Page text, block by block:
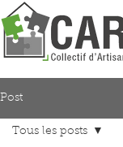
Post
Tous les posts